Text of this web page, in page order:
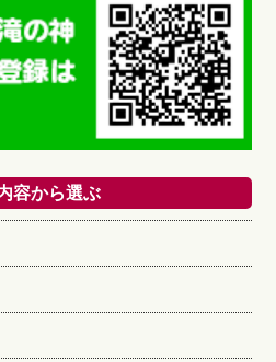
容から選ぶ